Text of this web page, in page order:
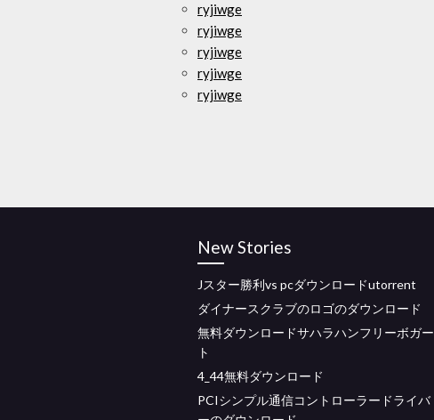
ryjiwge
ryjiwge
ryjiwge
ryjiwge
ryjiwge
New Stories
Jスター勝利vs pcダウンロードutorrent
ダイナースクラブのロゴのダウンロード
無料ダウンロードサハラハンフリーボガー
ト
4_44無料ダウンロード
PCIシンプル通信コントローラードライバ